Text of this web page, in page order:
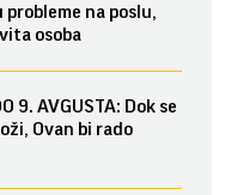
na poslu,
osoba
9. AVGUSTA: Dok se
Ovan bi rado